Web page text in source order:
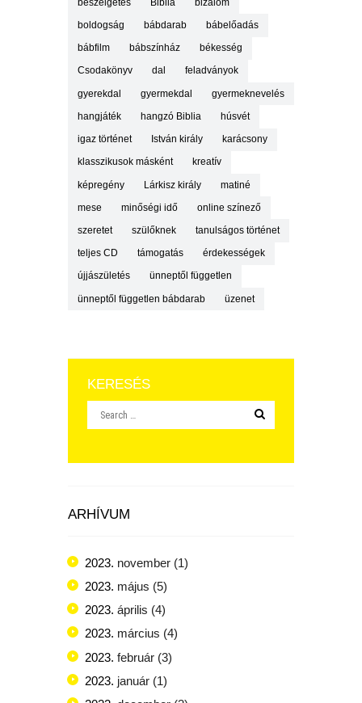
boldogság bábdarab bábelőadás
bábfilm bábszínház békesség
Csodakönyv dal feladványok
gyerekdal gyermekdal gyermeknevelés
hangjáték hangzó Biblia húsvét
igaz történet István király karácsony
klasszikusok másként kreatív
képregény Lárkisz király matiné
mese minőségi idő online színező
szeretet szülőknek tanulságos történet
teljes CD támogatás érdekességek
újjászületés ünneptől független
ünneptől független bábdarab üzenet
KERESÉS
ARHÍVUM
2023. november (1)
2023. május (5)
2023. április (4)
2023. március (4)
2023. február (3)
2023. január (1)